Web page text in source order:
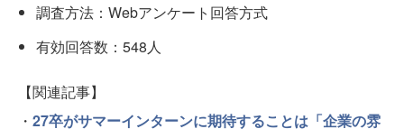
調査方法：Webアンケート回答方式
有効回答数：548人
【関連記事】
・ 27卒がサマーインターンに期待することは「企業の雰